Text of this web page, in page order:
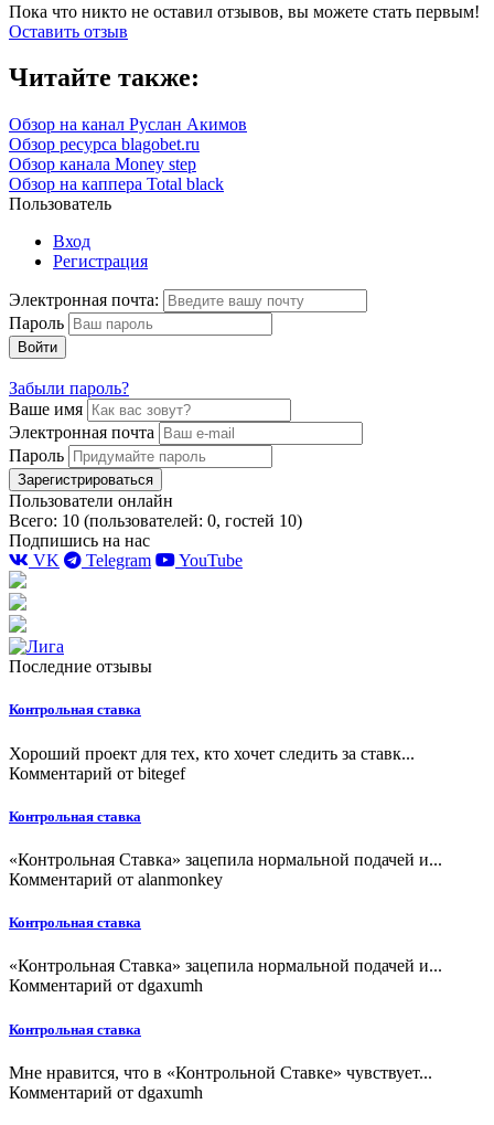
Пока что никто не оставил отзывов, вы можете стать первым!
Оставить отзыв
Читайте также:
Обзор на канал Руслан Акимов
Обзор ресурса blagobet.ru
Обзор канала Money step
Обзор на каппера Total black
Пользователь
Вход
Регистрация
Электронная почта:
Пароль
Войти
Забыли пароль?
Ваше имя
Электронная почта
Пароль
Зарегистрироваться
Пользователи онлайн
Всего: 10 (пользователей: 0, гостей 10)
Подпишись на нас
VK
Telegram YouTube
Последние отзывы
Контрольная ставка
Хороший проект для тех, кто хочет следить за ставк...
Комментарий от bitegef
Контрольная ставка
«Контрольная Ставка» зацепила нормальной подачей и...
Комментарий от alanmonkey
Контрольная ставка
«Контрольная Ставка» зацепила нормальной подачей и...
Комментарий от dgaxumh
Контрольная ставка
Мне нравится, что в «Контрольной Ставке» чувствует...
Комментарий от dgaxumh